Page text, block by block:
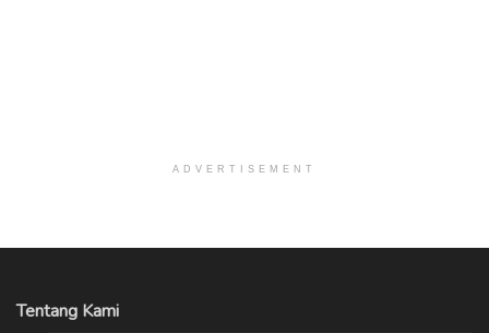
ADVERTISEMENT
Tentang Kami